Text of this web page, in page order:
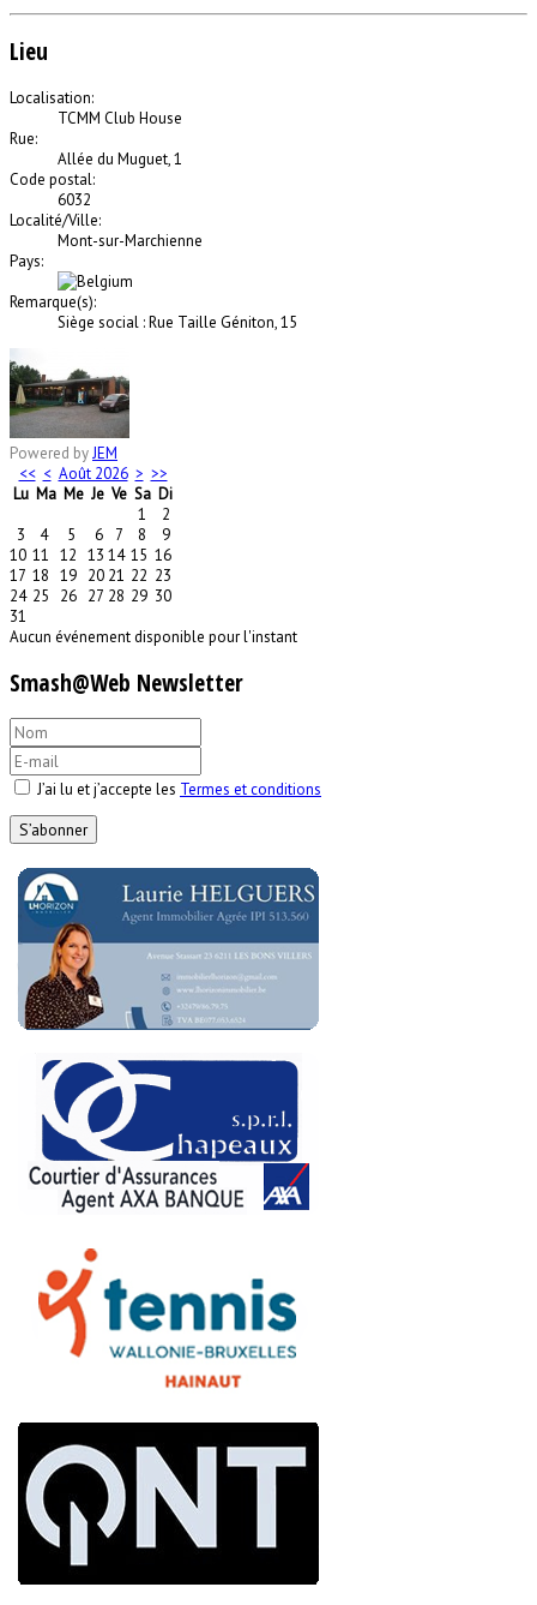
Lieu
Localisation:
TCMM Club House
Rue:
Allée du Muguet, 1
Code postal:
6032
Localité/Ville:
Mont-sur-Marchienne
Pays:
Remarque(s):
Siège social : Rue Taille Géniton, 15
Powered byJEM
<< < Août 2026 > >>
Lu Ma Me Je Ve Sa Di
1
2
3
4 5 6 7 8
9
10 11 12 13 14 15 16
17 18 19 20 21 22 23
24 25 26 27 28 29 30
31
Aucun événement disponible pour l'instant
Smash@Web Newsletter
J’ai lu et j’accepte les Termes et conditions